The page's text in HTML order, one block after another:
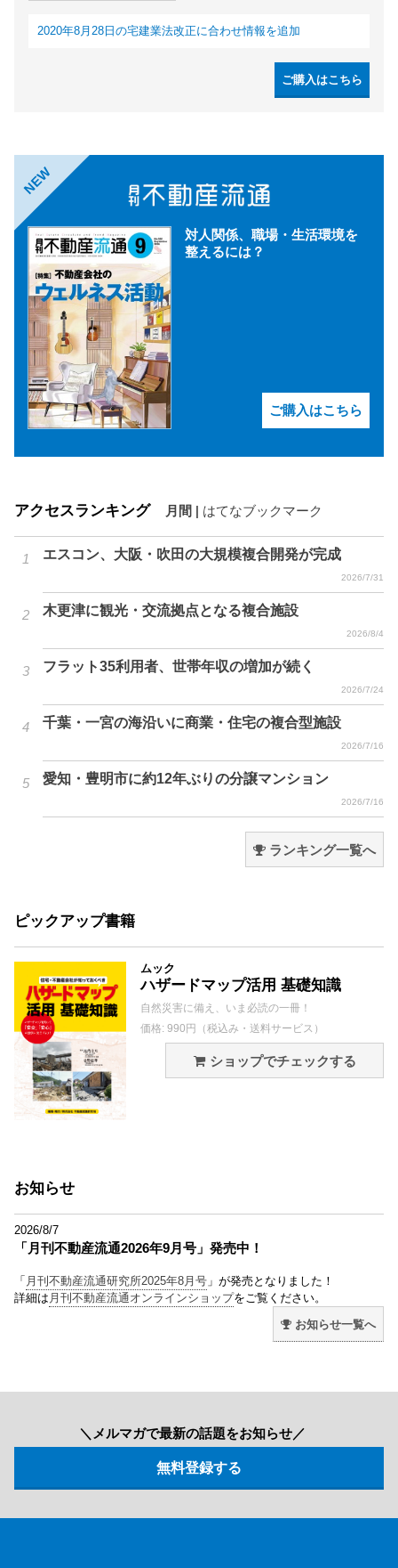
2020年8月28日の宅建業法改正に合わせ情報を追加
ご購入はこちら
NEW
対人関係、職場・生活環境を
整えるには？
ご購入はこちら
アクセスランキング 月間 はてなブックマーク
エスコン、大阪・吹田の大規模複合開発が完成
2026/7/31
木更津に観光・交流拠点となる複合施設
2026/8/4
フラット35利用者、世帯年収の増加が続く
2026/7/24
千葉・一宮の海沿いに商業・住宅の複合型施設
2026/7/16
愛知・豊明市に約12年ぶりの分譲マンション
2026/7/16
ランキング一覧へ
ピックアップ書籍
ムック
ハザードマップ活用 基礎知識
自然災害に備え、いま必読の一冊！
価格: 990円（税込み・送料サービス）
ショップでチェックする
お知らせ
2026/8/7
「月刊不動産流通2026年9月号」発売中！
「 月刊不動産流通研究所2025年8月号 」が発売となりました！
詳細は 月刊不動産流通オンラインショップをご覧ください。
お知らせ一覧へ
＼メルマガで最新の話題をお知らせ／